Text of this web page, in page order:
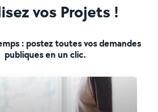
vos Projets !
: postez toutes vos demandes
publiques en un clic.